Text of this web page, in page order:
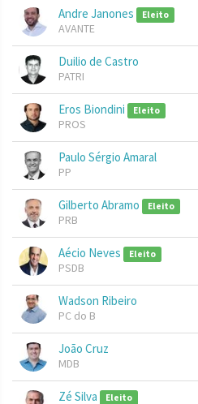
Andre Janones Eleito
AVANTE
Duilio de Castro
PATRI
Eros Biondini Eleito
PROS
Paulo Sérgio Amaral
PP
Gilberto Abramo Eleito
PRB
Aécio Neves Eleito
PSDB
Wadson Ribeiro
PC do B
João Cruz
MDB
Zé Silva Eleito